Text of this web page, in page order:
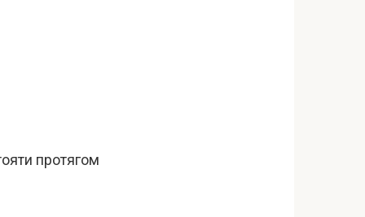
протягом